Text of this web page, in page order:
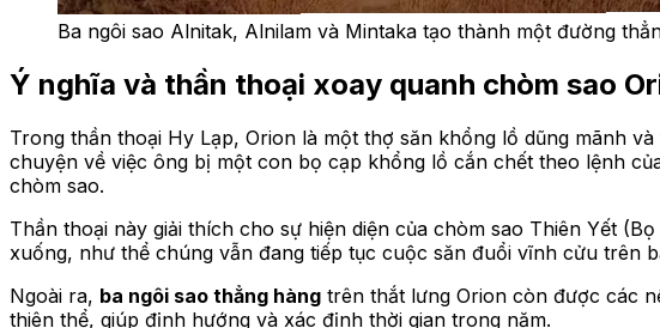
Ba ngôi sao Alnitak, Alnilam và Mintaka tạo thành một đường
Ý nghĩa và thần thoại xoay quanh chòm sao
Trong thần thoại Hy Lạp, Orion là một thợ săn khổng lồ dũng mãnh
chuyện về việc ông bị một con bọ cạp khổng lồ cắn chết theo lệnh
chòm sao.
Thần thoại này giải thích cho sự hiện diện của chòm sao Thiên Yết
xuống, như thể chúng vẫn đang tiếp tục cuộc săn đuổi vĩnh cửu trên
Ngoài ra, ba ngôi sao thẳng hàng trên thắt lưng Orion còn được các
thiên thể, giúp định hướng và xác định thời gian trong năm.